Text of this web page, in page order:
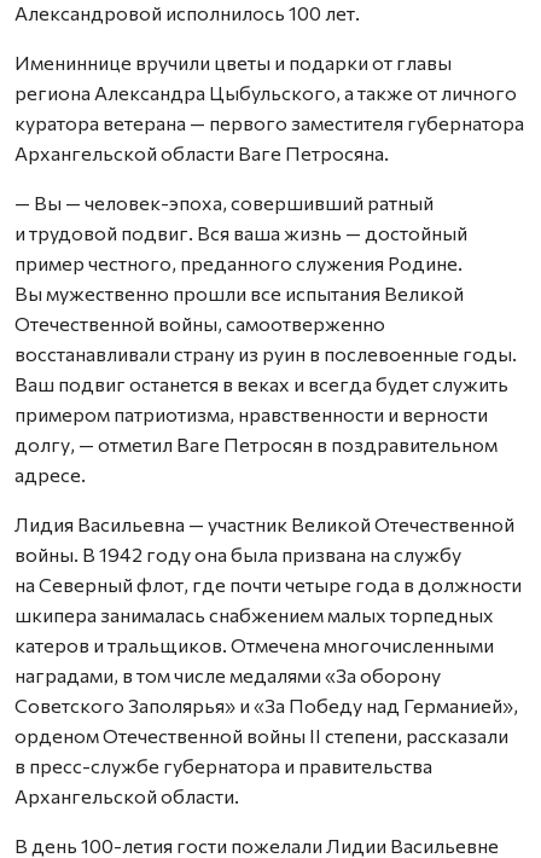
Александровой исполнилось 100 лет.
Имениннице вручили цветы и подарки от главы
региона Александра Цыбульского, а также от личного
куратора ветерана — первого заместителя губернатора
Архангельской области Ваге Петросяна.
— Вы — человек-эпоха, совершивший ратный
и трудовой подвиг. Вся ваша жизнь — достойный
пример честного, преданного служения Родине.
Вы мужественно прошли все испытания Великой
Отечественной войны, самоотверженно
восстанавливали страну из руин в послевоенные годы.
Ваш подвиг останется в веках и всегда будет служить
примером патриотизма, нравственности и верности
долгу, — отметил Ваге Петросян в поздравительном
адресе.
Лидия Васильевна — участник Великой Отечественной
войны. В 1942 году она была призвана на службу
на Северный флот, где почти четыре года в должности
шкипера занималась снабжением малых торпедных
катеров и тральщиков. Отмечена многочисленными
наградами, в том числе медалями «За оборону
Советского Заполярья» и «За Победу над Германией»,
орденом Отечественной войны II степени, рассказали
в пресс-службе губернатора и правительства
Архангельской области.
В день 100-летия гости пожелали Лидии Васильевне